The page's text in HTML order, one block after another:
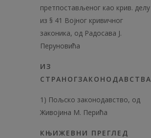
претпостављеног као крив. делу
из § 41 Војног кривичног
законика, од Радосава Ј.
Перуновића
ИЗ
СТРАНОГЗАКОНОДАВСТВА
1) Пољско законодавство, од
Живојина М. Перића
КЊИЖЕВНИ ПРЕГЛЕД